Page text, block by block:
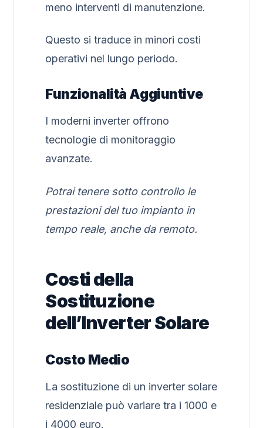
meno interventi di manutenzione.
Questo si traduce in minori costi
operativi nel lungo periodo.
Funzionalità Aggiuntive
I moderni inverter offrono
tecnologie di monitoraggio
avanzate.
Potrai tenere sotto controllo le
prestazioni del tuo impianto in
tempo reale, anche da remoto.
Costi della
Sostituzione
dell’Inverter Solare
Costo Medio
La sostituzione di un inverter solare
residenziale può variare tra i 1000 e
i 4000 euro.